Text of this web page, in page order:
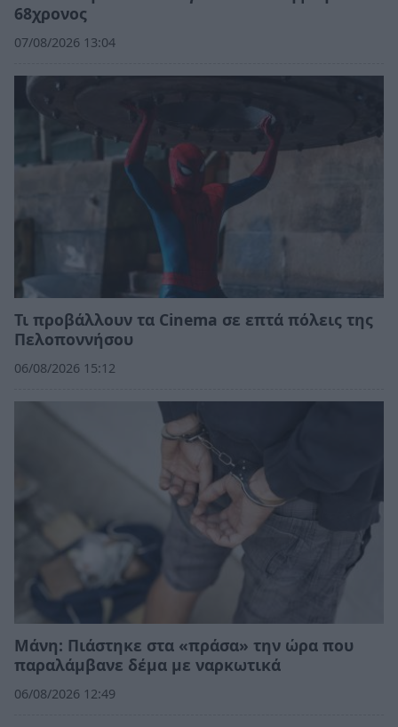
68χρονος
07/08/2026 13:04
Τι προβάλλουν τα Cinema σε επτά πόλεις της
Πελοποννήσου
06/08/2026 15:12
Μάνη: Πιάστηκε στα «πράσα» την ώρα που
παραλάμβανε δέμα με ναρκωτικά
06/08/2026 12:49